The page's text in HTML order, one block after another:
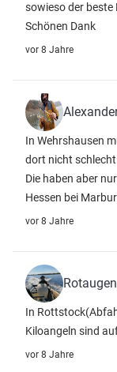
sowieso der beste
Schönen Dank
vor 8 Jahre
In Wehrshausen
dort nicht
Die haben aber
Hessen bei
vor 8 Jahre
In
Kiloangeln sind
vor 8 Jahre